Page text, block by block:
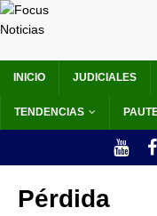
INICIO JUDICIALES
TENDENCIAS
Pérdida